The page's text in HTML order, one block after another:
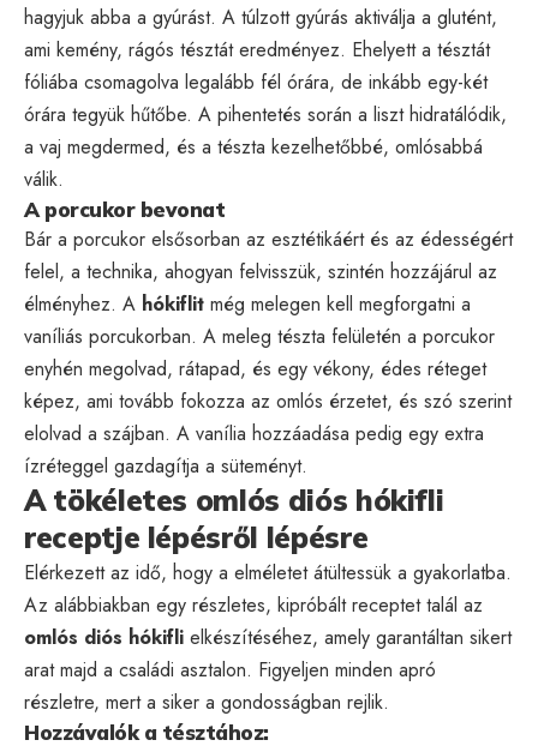
hagyjuk abba a gyúrást. A túlzott gyúrás aktiválja a glutént,
ami kemény, rágós tésztát eredményez. Ehelyett a tésztát
fóliába csomagolva legalább fél órára, de inkább egy-két
órára tegyük hűtőbe. A pihentetés során a liszt hidratálódik,
a vaj megdermed, és a tészta kezelhetőbbé, omlósabbá
válik.
A porcukor bevonat
Bár a porcukor elsősorban az esztétikáért és az édességért
felel, a technika, ahogyan felvisszük, szintén hozzájárul az
élményhez. A hókiflit még melegen kell megforgatni a
vaníliás porcukorban. A meleg tészta felületén a porcukor
enyhén megolvad, rátapad, és egy vékony, édes réteget
képez, ami tovább fokozza az omlós érzetet, és szó szerint
elolvad a szájban. A vanília hozzáadása pedig egy extra
ízréteggel gazdagítja a süteményt.
A tökéletes omlós diós hókifli
receptje lépésről lépésre
Elérkezett az idő, hogy a elméletet átültessük a gyakorlatba.
Az alábbiakban egy részletes, kipróbált receptet talál az
omlós diós hókifli elkészítéséhez, amely garantáltan sikert
arat majd a családi asztalon. Figyeljen minden apró
részletre, mert a siker a gondosságban rejlik.
Hozzávalók a tésztához: